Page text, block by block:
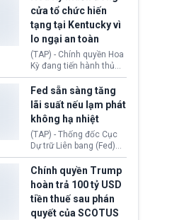
nhằm duy trì hoạt động
Chủ tịch Gianni Infantino
tiếp tục đối mặt cáo
buộc dùng sức ép tài
chính để đổi lấy sự ủng
chính trị từ Liên đoàn
Bóng đá Jordan. Trước
áp lực dồn dập, FIFA phải
tổ chức cuộc họp khẩn ở
Morocco.
cửa tổ chức hiến
tạng tại Kentucky vì
lo ngại an toàn
(TAP) - Chính quyền Hoa
Kỳ đang tiến hành thủ
tục thu hồi chứng nhận
hoạt động của tổ chức
hiến tạng Network for
Hope (bang Kentucky).
Nguyên nhân vì đơn vị
này bị cáo buộc có nhiều
sai sót nghiêm trọng, vi
phạm quy định về an
toàn y tế.
Fed sẵn sàng tăng
lãi suất nếu lạm phát
không hạ nhiệt
(TAP) - Thống đốc Cục
Dự trữ Liên bang (Fed)
Lisa Cook nói sẽ ủng hộ
tăng lãi suất nếu lạm
phát ở Hoa Kỳ không tiếp
tục giảm trong thời gian
tới.
Chính quyền Trump
hoàn trả 100 tỷ USD
tiền thuế sau phán
quyết của SCOTUS